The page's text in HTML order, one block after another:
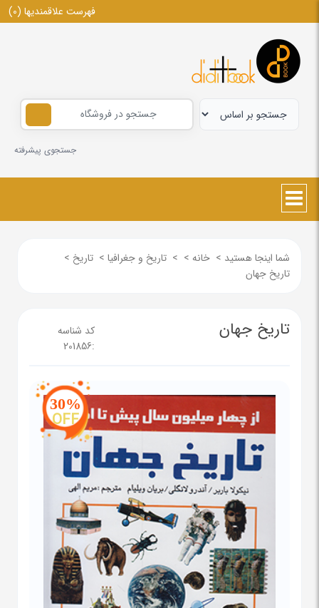
فهرست علاقمندیها (0)
جستجوی پیشرفته
شما اینجا هستید > خانه >
> تاریخ و جغرافیا > تاریخ >
تاریخ جهان
تاریخ جهان
کد شناسه
:
201856
30%
OFF